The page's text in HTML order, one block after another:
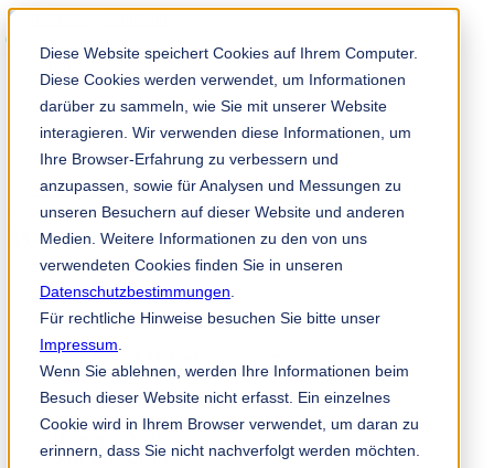
Diese Website speichert Cookies auf Ihrem Computer.
Diese Cookies werden verwendet, um Informationen
darüber zu sammeln, wie Sie mit unserer Website
interagieren. Wir verwenden diese Informationen, um
Ihre Browser-Erfahrung zu verbessern und
anzupassen, sowie für Analysen und Messungen zu
unseren Besuchern auf dieser Website und anderen
Medien. Weitere Informationen zu den von uns
verwendeten Cookies finden Sie in unseren
Datenschutzbestimmungen
Für rechtliche Hinweise besuchen Sie bitte unser
Impressum
Wenn Sie ablehnen, werden Ihre Informationen beim
Besuch dieser Website nicht erfasst. Ein einzelnes
Cookie wird in Ihrem Browser verwendet, um daran zu
erinnern, dass Sie nicht nachverfolgt werden möchten.
TKM 应用程序
zh
+86 021 6415 6771
Shanghai TKM Trading Co. Ltd.
Suite 8004,
887 Middle Huaihai Road,
Yongxin Mansion,
Shanghai, China